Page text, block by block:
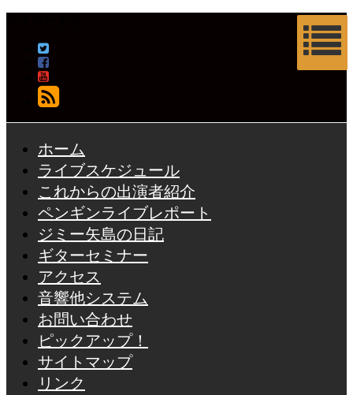
ホーム
ライブスケジュール
これからの出演者紹介
ペンギンライブレポート
ジミー矢島の日記
ギターセミナー
アクセス
音響他システム
お問い合わせ
ピックアップ！
サイトマップ
リンク